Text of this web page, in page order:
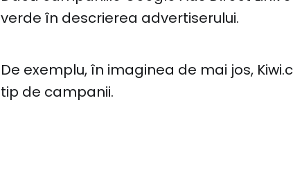
verde în descrierea advertiserului.
De exemplu, în imaginea de mai jos,
tip de campanii.